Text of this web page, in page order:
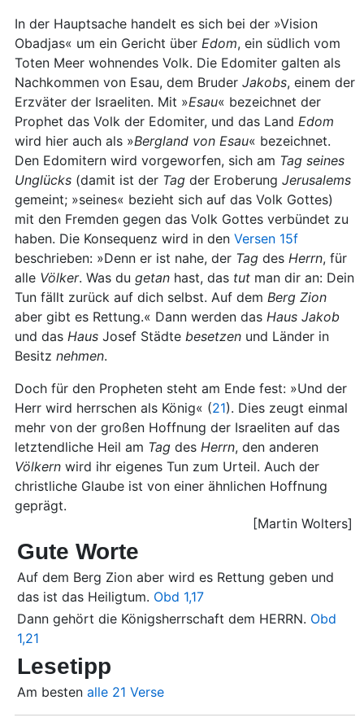
In der Hauptsache handelt es sich bei der »Vision
Obadjas« um ein Gericht über Edom, ein südlich vom
Toten Meer wohnendes Volk. Die Edomiter galten als
Nachkommen von Esau, dem Bruder Jakobs, einem der
Erzväter der Israeliten. Mit »Esau« bezeichnet der
Prophet das Volk der Edomiter, und das Land Edom
wird hier auch als »Bergland von Esau« bezeichnet.
Den Edomitern wird vorgeworfen, sich am Tag seines
Unglücks (damit ist der Tag der Eroberung Jerusalems
gemeint; »seines« bezieht sich auf das Volk Gottes)
mit den Fremden gegen das Volk Gottes verbündet zu
haben. Die Konsequenz wird in den Versen 15f
beschrieben: »Denn er ist nahe, der Tag des Herrn, für
alle Völker. Was du getan hast, das tut man dir an: Dein
Tun fällt zurück auf dich selbst. Auf dem Berg Zion
aber gibt es Rettung.« Dann werden das Haus Jakob
und das Haus Josef Städte besetzen und Länder in
Besitz nehmen.
Doch für den Propheten steht am Ende fest: »Und der
Herr wird herrschen als König« (21). Dies zeugt einmal
mehr von der großen Hoffnung der Israeliten auf das
letztendliche Heil am Tag des Herrn, den anderen
Völkern wird ihr eigenes Tun zum Urteil. Auch der
christliche Glaube ist von einer ähnlichen Hoffnung
geprägt.
[Martin Wolters]
Gute Worte
Auf dem Berg Zion aber wird es Rettung geben und
das ist das Heiligtum. Obd 1,17
Dann gehört die Königsherrschaft dem HERRN. Obd
1,21
Lesetipp
Am besten alle 21 Verse